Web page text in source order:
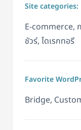
Site categories:
E-commerce,
ชัวร์, ไดเรกทอรี
Favorite
Bridge,